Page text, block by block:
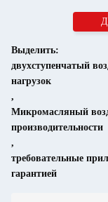
Выделить:
двухступенчатый
нагрузок
,
Микромасляный
производительности
,
требовательные
гарантией